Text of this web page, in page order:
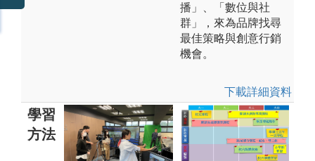
播」、「數位與社
群」，來為品牌找尋
最佳策略與創意行銷
機會。
下載詳細資料
學習
方法